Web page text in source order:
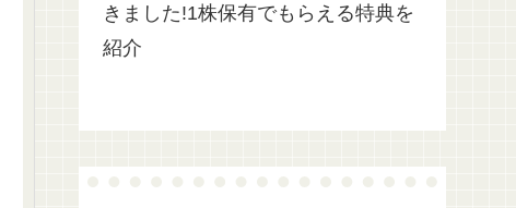
きました!1株保有でもらえる特典を
紹介